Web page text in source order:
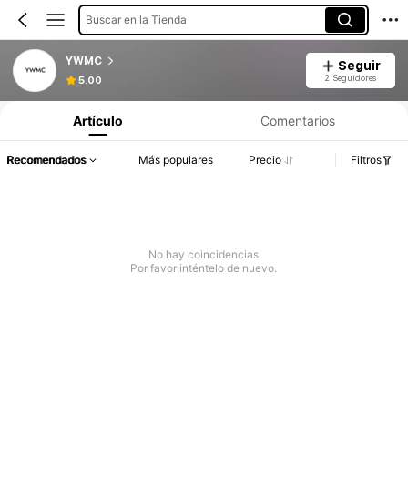
Buscar en la Tienda
YWMC
5.00
Seguir
2 Seguidores
Artículo Comentarios
Recomendados Más populares Precio Filtros
No hay coincidencias
Por favor inténtelo de nuevo.